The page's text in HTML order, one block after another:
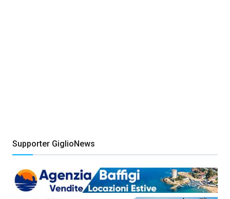
Supporter GiglioNews